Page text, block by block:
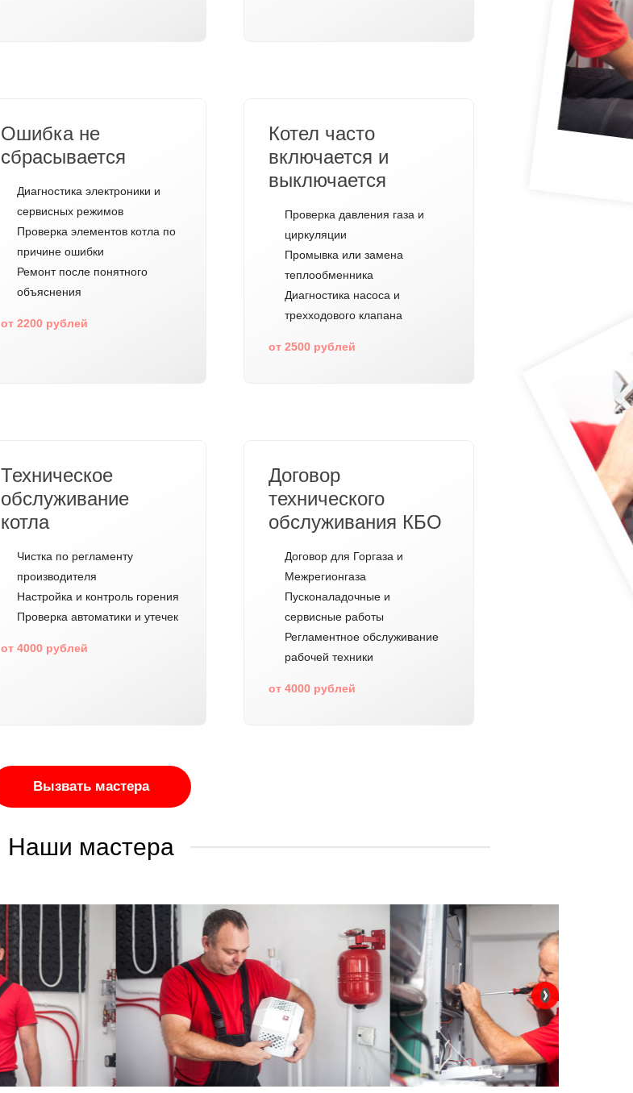
Ошибка не
сбрасывается
Диагностика электроники и
сервисных режимов
Проверка элементов котла по
причине ошибки
Ремонт после понятного
объяснения
от 2200 рублей
Котел часто
включается и
выключается
Проверка давления газа и
циркуляции
Промывка или замена
теплообменника
Диагностика насоса и
трехходового клапана
от 2500 рублей
Техническое
обслуживание
котла
Чистка по регламенту
производителя
Настройка и контроль горения
Проверка автоматики и утечек
от 4000 рублей
Договор
технического
обслуживания КБО
Договор для Горгаза и
Межрегионгаза
Пусконаладочные и
сервисные работы
Регламентное обслуживание
рабочей техники
от 4000 рублей
Вызвать мастера
Наши мастера